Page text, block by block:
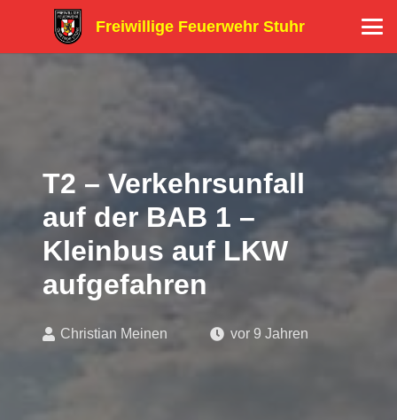
Freiwillige Feuerwehr Stuhr
T2 – Verkehrsunfall
auf der BAB 1 –
Kleinbus auf LKW
aufgefahren
Christian Meinen vor 9 Jahren